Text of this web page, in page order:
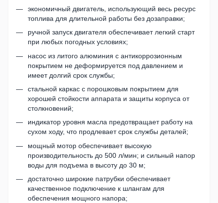
экономичный двигатель, использующий весь ресурс
топлива для длительной работы без дозаправки;
ручной запуск двигателя обеспечивает легкий старт
при любых погодных условиях;
насос из литого алюминия с антикоррозионным
покрытием не деформируется под давлением и
имеет долгий срок службы;
стальной каркас с порошковым покрытием для
хорошей стойкости аппарата и защиты корпуса от
столкновений;
индикатор уровня масла предотвращает работу на
сухом ходу, что продлевает срок службы деталей;
мощный мотор обеспечивает высокую
производительность до 500 л/мин; и сильный напор
воды для подъема в высоту до 30 м;
достаточно широкие патрубки обеспечивает
качественное подключение к шлангам для
обеспечения мощного напора;